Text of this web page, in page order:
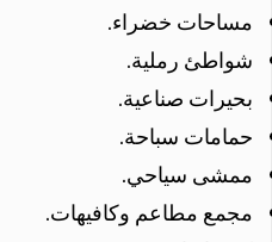
مساحات خضراء.
شواطئ رملية.
بحيرات صناعية.
حمامات سباحة.
ممشى سياحي.
مجمع مطاعم وكافيهات.